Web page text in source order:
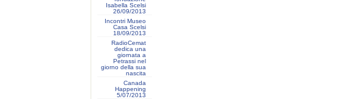
Isabella Scelsi
26/09/2013
Incontri Museo
Casa Scelsi
18/09/2013
RadioCemat
dedica una
giornata a
Petrassi nel
giorno della sua
nascita
Canada
Happening
5/07/2013